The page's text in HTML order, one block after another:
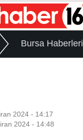
Bursa Haberleri
2024 - 14:17
2024 - 14:48